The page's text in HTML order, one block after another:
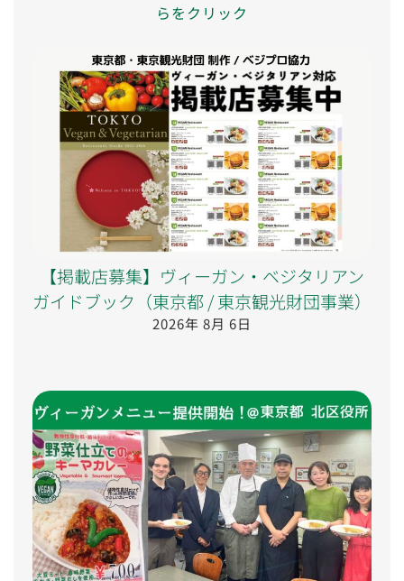
らをクリック
【掲載店募集】ヴィーガン・ベジタリアン
ガイドブック（東京都 / 東京観光財団事業）
2026年 8月 6日